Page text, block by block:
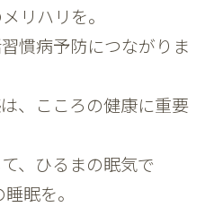
リハリを。
慣病予防につながりま
、こころの健康に重要
、ひるまの眠気で
眠を。